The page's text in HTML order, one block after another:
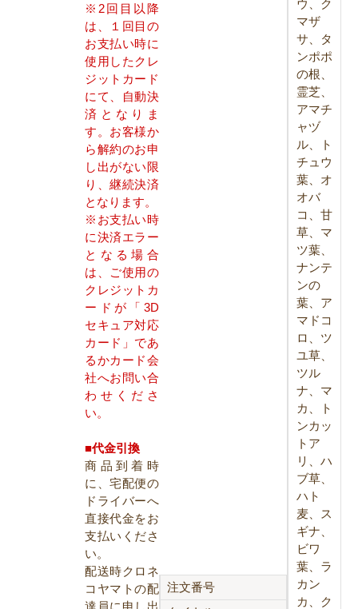
※2回目以降
は、１回目の
お支払い時に
使用したクレ
ジットカード
にて、自動決
済となりま
す。お客様か
ら解約のお申
し出がない限
り、継続決済
となります。
※お支払い時
に決済エラー
となる場合
は、ご使用の
クレジットカ
ードが「3D
セキュア対応
カード」であ
るかカード会
社へお問い合
わせくださ
い。
■代金引換
商品到着時
に、宅配便の
ドライバーへ
直接代金をお
支払いくださ
い。
配送時クロネ
コヤマトの配
達員に申し出
注文番号
ウ、ク
マザ
サ、タ
ンポポ
の根、
霊芝、
アマチ
ャヅ
ル、ト
チュウ
葉、オ
オバ
コ、甘
草、マ
ツ葉、
ナンテ
ンの
葉、ア
マドコ
ロ、ツ
ユ草、
ツル
ナ、マ
カ、ト
ンカッ
トア
リ、ハ
ブ草、
ハト
麦、ス
ギナ、
ビワ
葉、ラ
カン
カ、ク